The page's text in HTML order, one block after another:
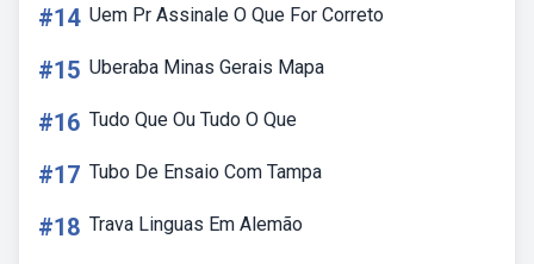
#14 Uem Pr Assinale O Que For Correto
#15 Uberaba Minas Gerais Mapa
#16 Tudo Que Ou Tudo O Que
#17 Tubo De Ensaio Com Tampa
#18 Trava Linguas Em Alemão